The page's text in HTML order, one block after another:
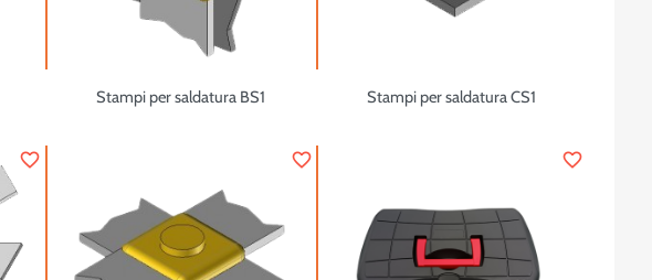
Stampi per saldatura BS1 Stampi per saldatura CS1
favorite_border favorite_border favorite_border